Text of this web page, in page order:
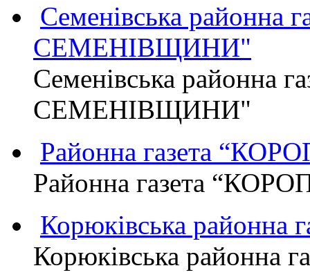
Семенівська районна
СЕМЕНІВЩИНИ"
Семенівська районна
СЕМЕНІВЩИНИ"
Районна газета
Районна газета
Корюківська районна
Корюківська районна